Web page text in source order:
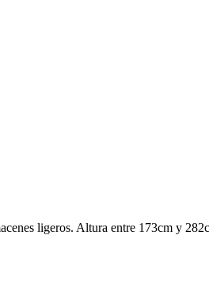
ligeros. Altura entre 173cm y